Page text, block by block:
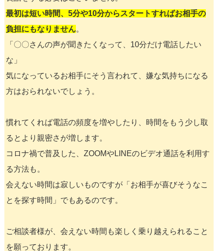
最初は短い時間、5分や10分からスタートすればお相手の
負担にもなりません。
「〇〇さんの声が聞きたくなって、10分だけ電話したい
な」
気になっているお相手にそう言われて、嫌な気持ちになる
方はおられないでしょう。
慣れてくれば電話の頻度を増やしたり、時間をもう少し取
るとより親密さが増します。
コロナ禍で普及した、ZOOMやLINEのビデオ通話を利用す
る方法も。
会えない時間は寂しいものですが「お相手が喜びそうなこ
とを探す時間」でもあるのです。
ご相談者様が、会えない時間も楽しく乗り越えられること
を願っております。